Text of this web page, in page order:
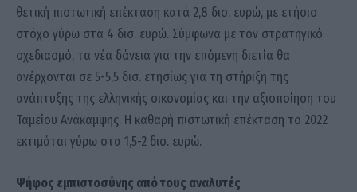
θετική πιστωτική επέκταση κατά 2,8 δισ. ευρώ, με ετήσιο
στόχο γύρω στα 4 δισ. ευρώ. Σύμφωνα με τον στρατηγικό
σχεδιασμό, τα νέα δάνεια για την επόμενη διετία θα
ανέρχονται σε 5-5,5 δισ. ετησίως για τη στήριξη της
ανάπτυξης της ελληνικής οικονομίας και την αξιοποίηση του
Ταμείου Ανάκαμψης. Η καθαρή πιστωτική επέκταση το 2022
εκτιμάται γύρω στα 1,5-2 δισ. ευρώ.
Ψήφος εμπιστοσύνης από τους αναλυτές